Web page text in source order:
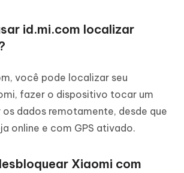
id.mi.com localizar
você pode localizar seu
fazer o dispositivo tocar um
os dados remotamente, desde que
online e com GPS ativado.
Xiaomi com